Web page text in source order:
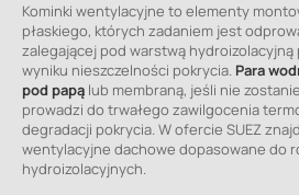
Kominki wentylacyjne to elementy
płaskiego, których zadaniem jest
zalegającej pod warstwą
wyniku nieszczelności pokrycia. Para
pod papą lub membraną, jeśli nie
prowadzi do trwałego zawilgocenia
degradacji pokrycia. W ofercie SUEZ
wentylacyjne dachowe dopasowane do
hydroizolacyjnych.